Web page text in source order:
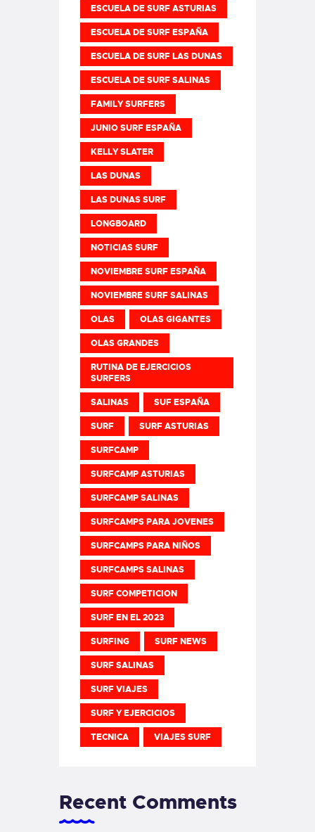
ESCUELA DE SURF ASTURIAS
ESCUELA DE SURF ESPAÑA
ESCUELA DE SURF LAS DUNAS
ESCUELA DE SURF SALINAS
FAMILY SURFERS
JUNIO SURF ESPAÑA
KELLY SLATER
LAS DUNAS
LAS DUNAS SURF
LONGBOARD
NOTICIAS SURF
NOVIEMBRE SURF ESPAÑA
NOVIEMBRE SURF SALINAS
OLAS OLAS GIGANTES
OLAS GRANDES
RUTINA DE EJERCICIOS
SURFERS
SALINAS SUF ESPAÑA
SURF SURF ASTURIAS
SURFCAMP
SURFCAMP ASTURIAS
SURFCAMP SALINAS
SURFCAMPS PARA JOVENES
SURFCAMPS PARA NIÑOS
SURFCAMPS SALINAS
SURF COMPETICION
SURF EN EL 2023
SURFING SURF NEWS
SURF SALINAS
SURF VIAJES
SURF Y EJERCICIOS
TECNICA VIAJES SURF
Recent Comments